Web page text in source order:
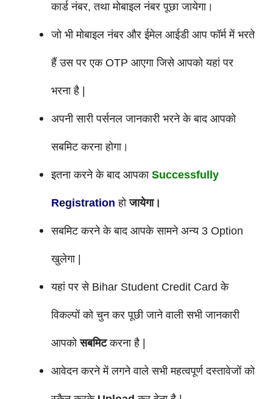
कार्ड नंबर, तथा मोबाइल नंबर पूछा जायेगा।
जो भी मोबाइल नंबर और ईमेल आईडी आप फॉर्म में भरते
हैं उस पर एक OTP आएगा जिसे आपको यहां पर
भरना है |
अपनी सारी पर्सनल जानकारी भरने के बाद आपको
सबमिट करना होगा।
इतना करने के बाद आपका Successfully
Registration होजायेगा।
सबमिट करने के बाद आपके सामने अन्य 3 Option
खुलेगा |
यहां पर से Bihar Student Credit Card के
विकल्पों को चुन कर पूछी जाने वाली सभी जानकारी
आपकोसबमिटकरना है |
आवेदन करने में लगने वाले सभी महत्वपूर्ण दस्तावेजों को